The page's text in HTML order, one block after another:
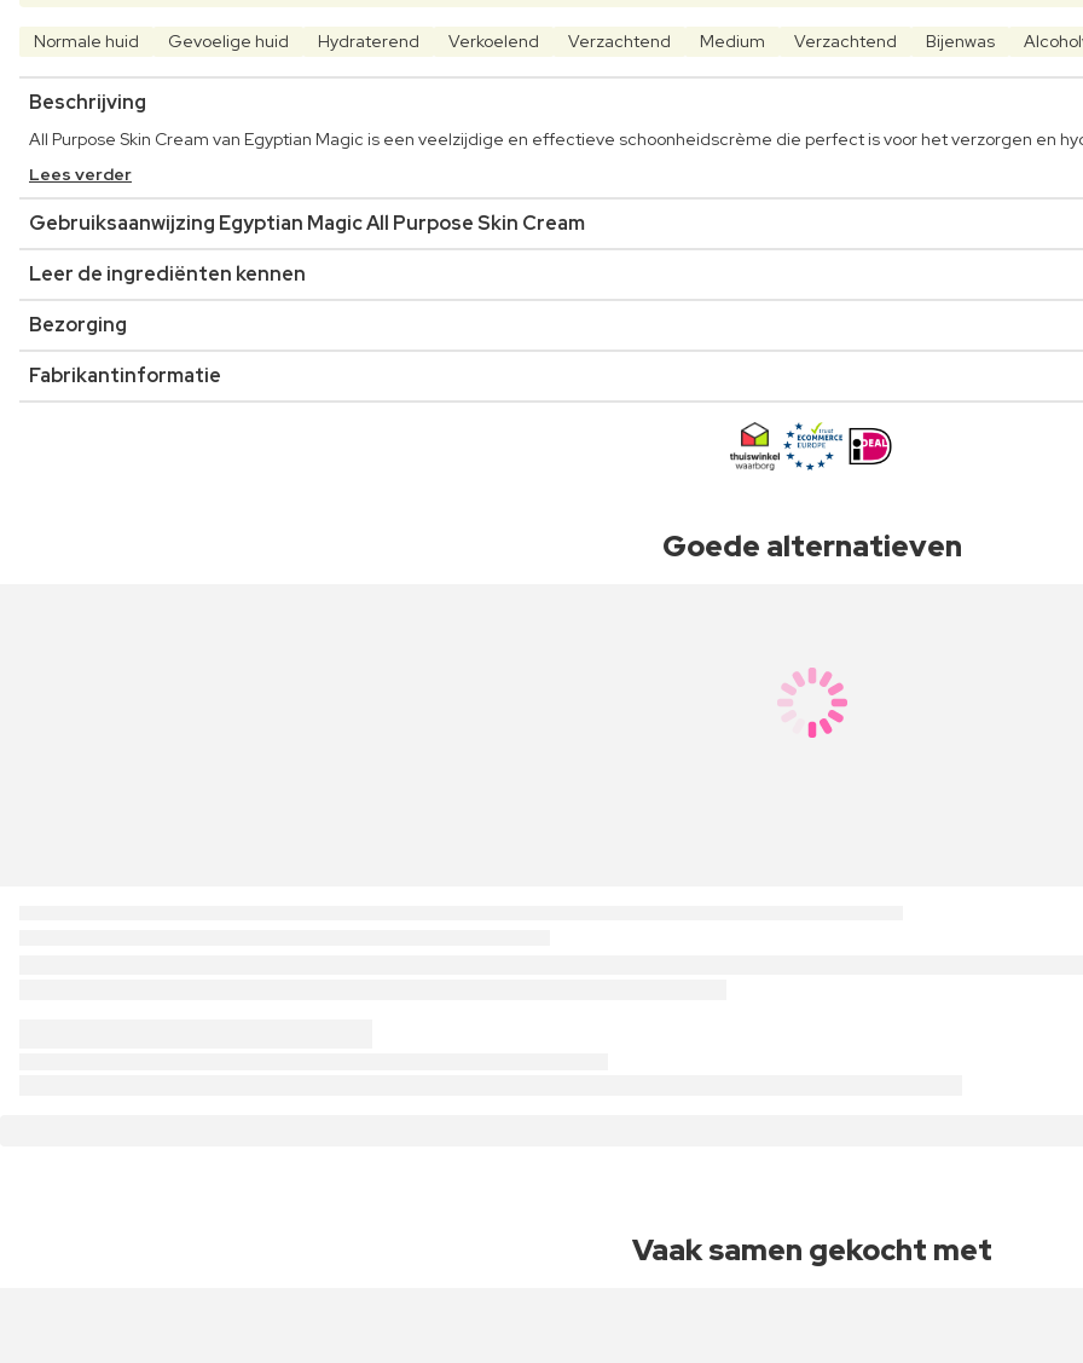
Normale huid Gevoelige huid Hydraterend Verkoelend Verzachtend Medium Verzachtend Bijenwas
Beschrijving
All Purpose Skin Cream van Egyptian Magic is een veelzijdige en effectieve schoonheidscrème die perfect is voor het verzorgen en
Lees verder
Gebruiksaanwijzing Egyptian Magic All Purpose Skin Cream
Leer de ingrediënten kennen
Bezorging
Fabrikantinformatie
Goede alternatieven
Vaak samen gekocht met